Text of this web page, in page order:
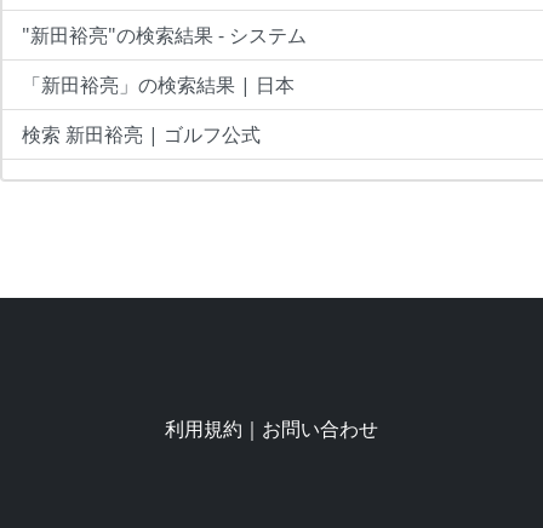
"新田裕亮"の検索結果 - システム
「新田裕亮」の検索結果 | 日本
検索 新田裕亮 | ゴルフ公式
利用規約 ｜ お問い合わせ